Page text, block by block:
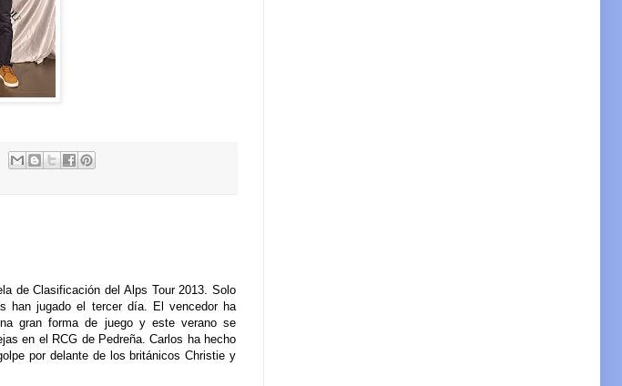
de Clasificación del Alps Tour 2013. Solo
han jugado el tercer día. El vencedor ha
gran forma de juego y este verano se
en el RCG de Pedreña. Carlos ha hecho
por delante de los británicos Christie y